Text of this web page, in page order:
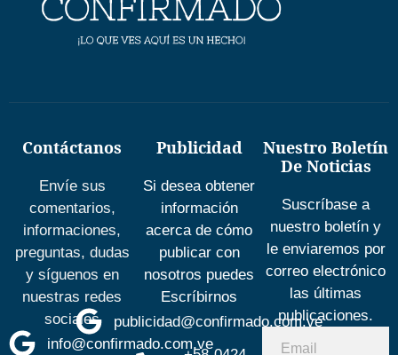
Contáctanos
Envíe sus
comentarios,
informaciones,
preguntas, dudas
y síguenos en
nuestras redes
sociales
info@confirmado.com.ve
Publicidad
Si desea obtener
información
acerca de cómo
publicar con
nosotros puedes
Escríbirnos
publicidad@confirmado.com.ve
Nuestro Boletín
De Noticias
Suscríbase a
nuestro boletín y
le enviaremos por
correo electrónico
las últimas
publicaciones.